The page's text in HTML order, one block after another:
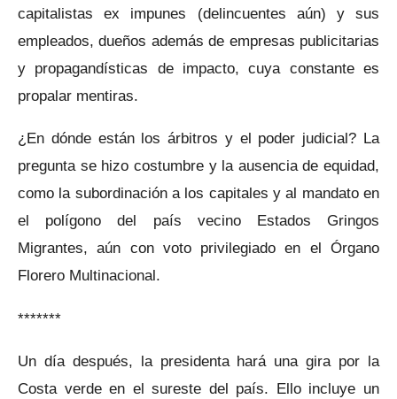
capitalistas ex impunes (delincuentes aún) y sus
empleados, dueños además de empresas publicitarias
y propagandísticas de impacto, cuya constante es
propalar mentiras.
¿En dónde están los árbitros y el poder judicial? La
pregunta se hizo costumbre y la ausencia de equidad,
como la subordinación a los capitales y al mandato en
el polígono del país vecino Estados Gringos
Migrantes, aún con voto privilegiado en el Órgano
Florero Multinacional.
*******
Un día después, la presidenta hará una gira por la
Costa verde en el sureste del país. Ello incluye un